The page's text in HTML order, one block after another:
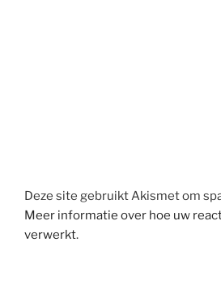
Deze site gebruikt Akismet om
Meer informatie over hoe uw
verwerkt.